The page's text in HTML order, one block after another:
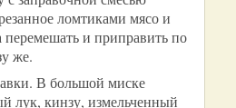
ломтиками мясо и
и приправить по
же.
В большой миске
лук, кинзу, измельченный